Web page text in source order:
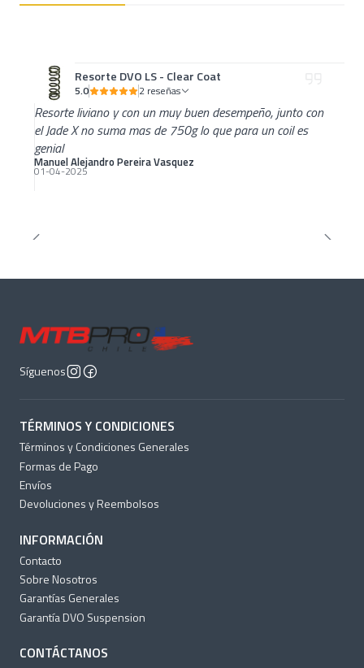
Resorte DVO LS - Clear Coat
5.0 2 reseñas
Resorte liviano y con un muy buen desempeño, junto con
el Jade X no suma mas de 750g lo que para un coil es
genial
Manuel Alejandro Pereira Vasquez
01-04-2025
Síguenos
TÉRMINOS Y CONDICIONES
Términos y Condiciones Generales
Formas de Pago
Envíos
Devoluciones y Reembolsos
INFORMACIÓN
Contacto
Sobre Nosotros
Garantías Generales
Garantía DVO Suspension
CONTÁCTANOS